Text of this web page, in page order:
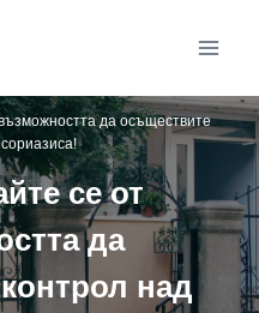
да осъществите
се от
да
над